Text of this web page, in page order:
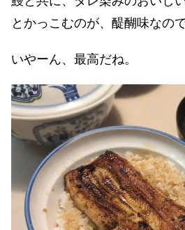
とかっこむのが、醍醐味なので
いやーん、最高だね。